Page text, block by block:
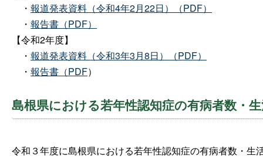
・ 報道発表資料（令和4年2月22日）（PDF）
・ 報告書（PDF）
【令和2年度】
・ 報道発表資料（令和3年3月8日）（PDF）
・ 報告書（PDF）
島根県における若年性認知症の有病者数・
令和３年度に島根県における若年性認知症の有病者数・生